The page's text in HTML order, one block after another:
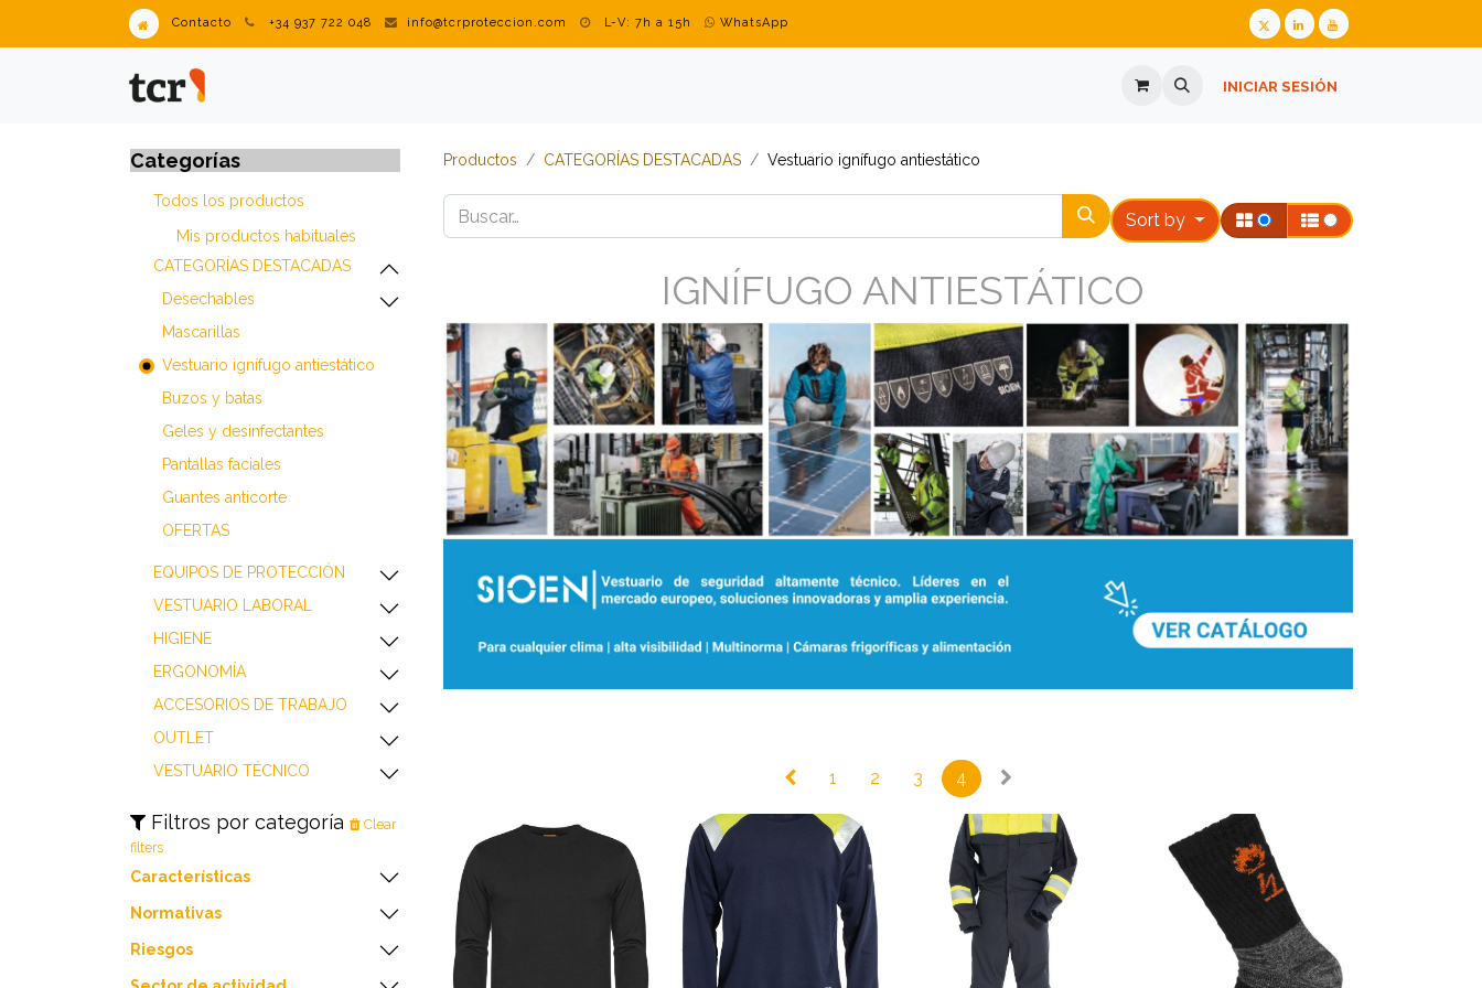
Contacto +34 937 722 048 info@tcrproteccion.com L-V: 7h a 15h WhatsApp
GAFAS GRADUADAS PREGUNTES FREQÜENTS
INICIAR SESIÓN
Categorías
Todos los productos
Mis productos habitua​les
​​​​​​​​​​​​​​CATEGORÍAS DESTACADAS
​​​​​​​​​​​​​​Desechables
​​​​​​​​​​​​​​Mascarillas
​​​​​​​​​​​​​​Vestuario ignífugo antiestático
​​​​​​​​​​​​​​Buzos y batas
​​​​​​​​​​​​​​Geles y desinfectantes
​​​​​​​​​​​​​​Pantallas faciales
​​​​​​​​​​​​​​Guantes anticorte
OFERTAS
​​​​​​​​​​​​​​EQUIPOS DE PROTECCIÓN
​​​​​​​​​​​​​​VESTUARIO LABORAL
​​​​​​​​​​​​​​HIGIENE
​​​​​​​​​​​​​​ERGONOMÍA
​​​​​​​​​​​​​​ACCESORIOS DE TRABAJO
​​​​​​​​​​​​​​OUTLET
VESTUARIO TÉCNICO
Filtros por categoría
Clear
filters
Características
Normativas
Riesgos
Productos ​​​​​​​​​​​​​​CATEGORÍAS DESTACADAS ​​​​​​​​​​​​​​Vestuario ignífugo antiestático
Sort by
IGNÍFUGO ANTIESTÁTICO
1 2 3 4